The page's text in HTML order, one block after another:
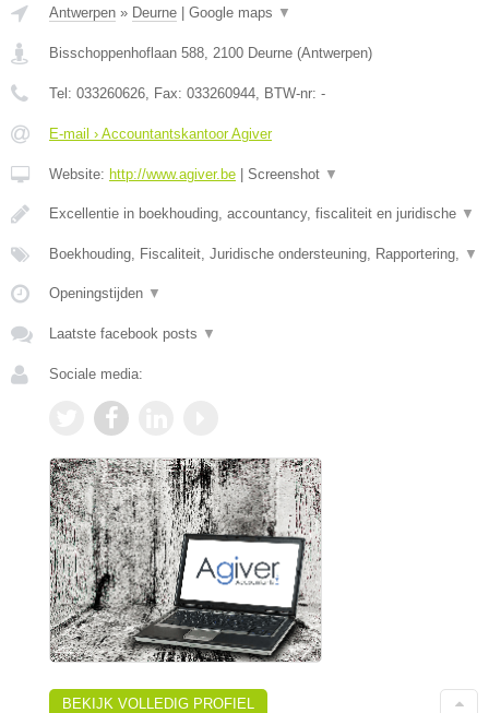
Antwerpen » Deurne Google maps ▼
Bisschoppenhoflaan 588, 2100 Deurne (Antwerpen)
Tel: 033260626, Fax: 033260944, BTW-nr: -
E-mail › Accountantskantoor Agiver
Website: http://www.agiver.be Screenshot ▼
Excellentie in boekhouding, accountancy, fiscaliteit en juridische ▼
Boekhouding, Fiscaliteit, Juridische ondersteuning, Rapportering, ▼
Openingstijden ▼
Laatste facebook posts ▼
Sociale media:
BEKIJK VOLLEDIG PROFIEL